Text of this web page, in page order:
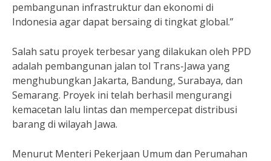
pembangunan infrastruktur dan ekonomi di
Indonesia agar dapat bersaing di tingkat global.”
Salah satu proyek terbesar yang dilakukan oleh PPD
adalah pembangunan jalan tol Trans-Jawa yang
menghubungkan Jakarta, Bandung, Surabaya, dan
Semarang. Proyek ini telah berhasil mengurangi
kemacetan lalu lintas dan mempercepat distribusi
barang di wilayah Jawa.
Menurut Menteri Pekerjaan Umum dan Perumahan